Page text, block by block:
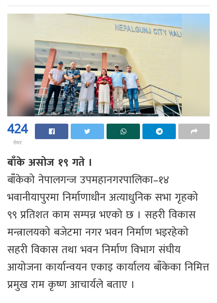
424
सेयर
बाँके असोज १९ गते ।
बाँकेको नेपालगन्ज उपमहानगरपालिका–१४
भवानीयापुरमा निर्माणाधीन अत्याधुनिक सभा गृहको
९९ प्रतिशत काम सम्पन्न भएको छ । सहरी विकास
मन्त्रालयको बजेटमा नगर भवन निर्माण भइरहेको
सहरी विकास तथा भवन निर्माण विभाग संघीय
आयोजना कार्यान्वयन एकाइ कार्यालय बाँकेका निमित्त
प्रमुख राम कृष्ण आचार्यले बताए ।